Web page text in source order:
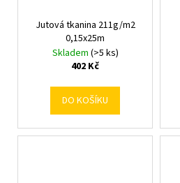
Jutová tkanina 211g/m2
0,15x25m
Skladem (>5 ks)
402 Kč
DO KOŠÍKU